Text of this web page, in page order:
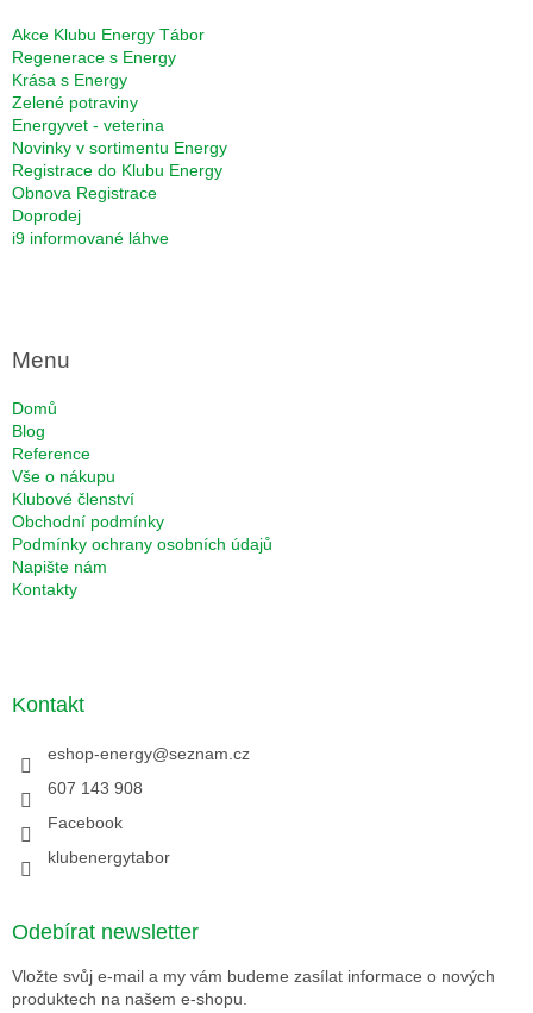
Akce Klubu Energy Tábor
Regenerace s Energy
Krása s Energy
Zelené potraviny
Energyvet - veterina
Novinky v sortimentu Energy
Registrace do Klubu Energy
Obnova Registrace
Doprodej
i9 informované láhve
Menu
Domů
Blog
Reference
Vše o nákupu
Klubové členství
Obchodní podmínky
Podmínky ochrany osobních údajů
Napište nám
Kontakty
Kontakt
eshop-energy@seznam.cz
607 143 908
Facebook
klubenergytabor
Odebírat newsletter
Vložte svůj e-mail a my vám budeme zasílat informace o nových
produktech na našem e-shopu.